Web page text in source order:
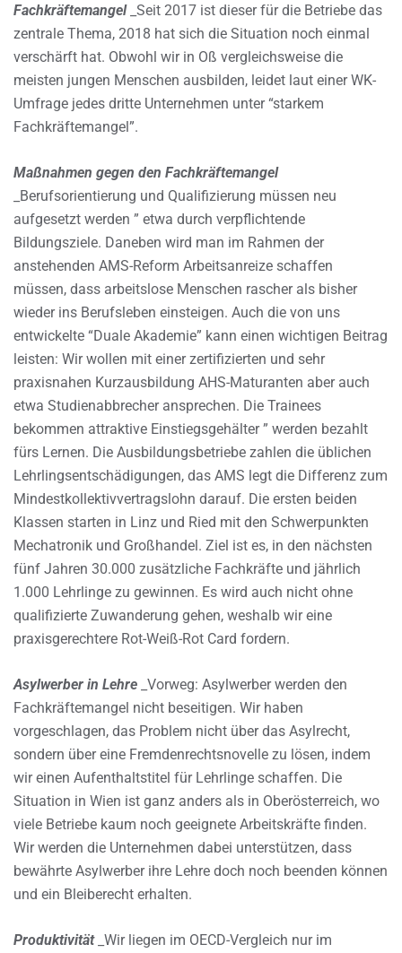
Fachkräftemangel_Seit 2017 ist dieser für die Betriebe das
zentrale Thema, 2018 hat sich die Situation noch einmal
verschärft hat. Obwohl wir in Oß vergleichsweise die
meisten jungen Menschen ausbilden, leidet laut einer WK-
Umfrage jedes dritte Unternehmen unter “starkem
Fachkräftemangel”.
Maßnahmen gegen den Fachkräftemangel
_Berufsorientierung und Qualifizierung müssen neu
aufgesetzt werden ” etwa durch verpflichtende
Bildungsziele. Daneben wird man im Rahmen der
anstehenden AMS-Reform Arbeitsanreize schaffen
müssen, dass arbeitslose Menschen rascher als bisher
wieder ins Berufsleben einsteigen. Auch die von uns
entwickelte “Duale Akademie” kann einen wichtigen Beitrag
leisten: Wir wollen mit einer zertifizierten und sehr
praxisnahen Kurzausbildung AHS-Maturanten aber auch
etwa Studienabbrecher ansprechen. Die Trainees
bekommen attraktive Einstiegsgehälter ” werden bezahlt
fürs Lernen. Die Ausbildungsbetriebe zahlen die üblichen
Lehrlingsentschädigungen, das AMS legt die Differenz zum
Mindestkollektivvertragslohn darauf. Die ersten beiden
Klassen starten in Linz und Ried mit den Schwerpunkten
Mechatronik und Großhandel. Ziel ist es, in den nächsten
fünf Jahren 30.000 zusätzliche Fachkräfte und jährlich
1.000 Lehrlinge zu gewinnen. Es wird auch nicht ohne
qualifizierte Zuwanderung gehen, weshalb wir eine
praxisgerechtere Rot-Weiß-Rot Card fordern.
Asylwerber in Lehre _Vorweg: Asylwerber werden den
Fachkräftemangel nicht beseitigen. Wir haben
vorgeschlagen, das Problem nicht über das Asylrecht,
sondern über eine Fremdenrechtsnovelle zu lösen, indem
wir einen Aufenthaltstitel für Lehrlinge schaffen. Die
Situation in Wien ist ganz anders als in Oberösterreich, wo
viele Betriebe kaum noch geeignete Arbeitskräfte finden.
Wir werden die Unternehmen dabei unterstützen, dass
bewährte Asylwerber ihre Lehre doch noch beenden können
und ein Bleiberecht erhalten.
Produktivität_Wir liegen im OECD-Vergleich nur im